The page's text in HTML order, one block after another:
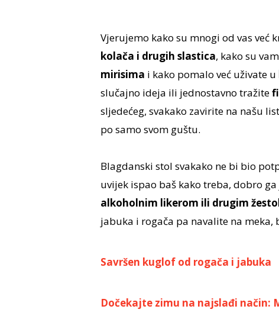
Vjerujemo kako su mnogi od vas
kolača i drugih slastica, kako su
mirisima i kako pomalo već uživate u
slučajno ideja ili jednostavno tražite
sljedećeg, svakako zavirite na našu
po samo svom guštu.
Blagdanski stol svakako ne bi bio
uvijek ispao baš kako treba, dobro
alkoholnim likerom ili drugim
jabuka i rogača pa navalite na meka,
Savršen kuglof od rogača i jabuka
Dočekajte zimu na najslađi način: